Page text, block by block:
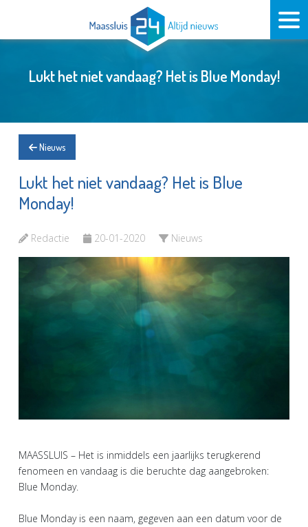
Lukt het niet vandaag? Het is Blue Monday!
Nieuws
Lukt het niet vandaag? Het is Blue
Monday!
Redactie 20-01-2020 Nieuws
MAASSLUIS – Het is inmiddels een jaarlijks terugkerend
fenomeen en vandaag is die beruchte dag aangebroken:
Blue Monday.
Blue Monday is een naam, gegeven aan een datum voor de